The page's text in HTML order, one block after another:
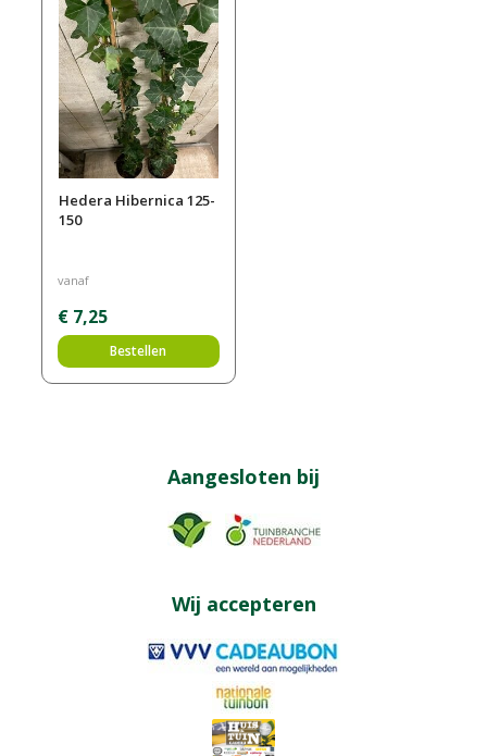
Hedera Hibernica 125-
150
vanaf
€ 7,25
Bestellen
Aangesloten bij
Wij accepteren